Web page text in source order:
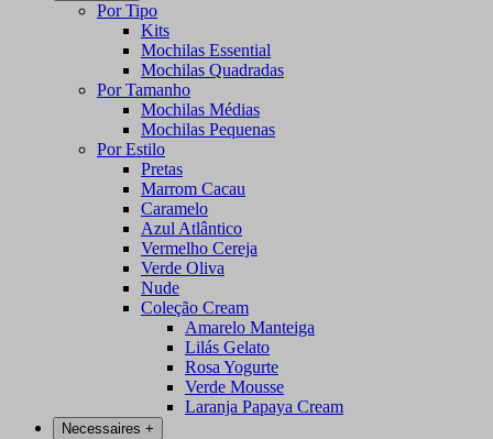
Por Tipo
Kits
Mochilas Essential
Mochilas Quadradas
Por Tamanho
Mochilas Médias
Mochilas Pequenas
Por Estilo
Pretas
Marrom Cacau
Caramelo
Azul Atlântico
Vermelho Cereja
Verde Oliva
Nude
Coleção Cream
Amarelo Manteiga
Lilás Gelato
Rosa Yogurte
Verde Mousse
Laranja Papaya Cream
Necessaires +